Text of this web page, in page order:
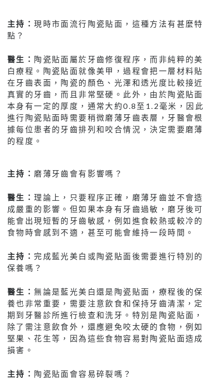
主持：現時市面流行陶瓷貼面，這種方法有甚麼特
點？
醫生： 陶瓷貼面屬於牙齒修復程序，而非純粹的美
白療程。陶瓷貼面就像美甲，過程會把一層材料貼
在牙齒表面，陶瓷的顏色、光澤和透光度比較接近
真實的牙齒，而且非常堅硬。此外，由於陶瓷貼面
本身有一定的厚度，通常大約0.8至1.2毫米，因此
進行陶瓷貼面時需要稍微磨薄牙齒表層，牙醫會根
據每位患者的牙齒排列和咬合情況，決定需要磨薄
的程度。
主持： 磨薄牙齒會有影響嗎？
醫生：理論上，只要程序正確，磨薄牙齒並不會造
成嚴重的影響。但如果本身有牙齒過敏，磨牙後可
能會出現短暫的牙齒敏感，例如進食較熱或較冷的
食物時會感到不適，甚至可能會維持一段時間。
主持： 完成藍光美白或陶瓷貼面後需要進行特別的
保養嗎？
醫生：無論是藍光美白還是陶瓷貼面，療程後的保
養也非常重要，需要注意飲食和保持牙齒清潔，定
期到牙醫診所進行檢查和洗牙。特別是陶瓷貼面，
除了需注意飲食外，還應避免咬太硬的食物，例如
堅果、花生等，因為這些食物容易對陶瓷貼面造成
損害。
主持： 陶瓷貼面會容易碎裂嗎？